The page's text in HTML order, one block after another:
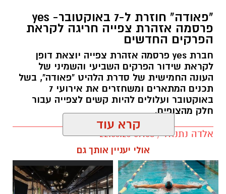
"פאודה" חוזרת ל-7 באוקטובר- yes
פרסמה אזהרת צפייה חריגה לקראת
הפרקים החדשים
חברת yes פרסמה אזהרת צפייה יוצאת דופן
לקראת שידור הפרקים השביעי והשמיני של
העונה החמישית של סדרת הלהיט "פאודה", בשל
תכנים המתארים ומשחזרים את אירועי 7
באוקטובר ועלולים להיות קשים לצפייה עבור
חלק מהצופים.
אלדה נתנאל / 09:58 22.06.26
פאודה" חוזרת ל-7 באוקטובר: yes
קרא עוד
אולי יעניין אותך גם